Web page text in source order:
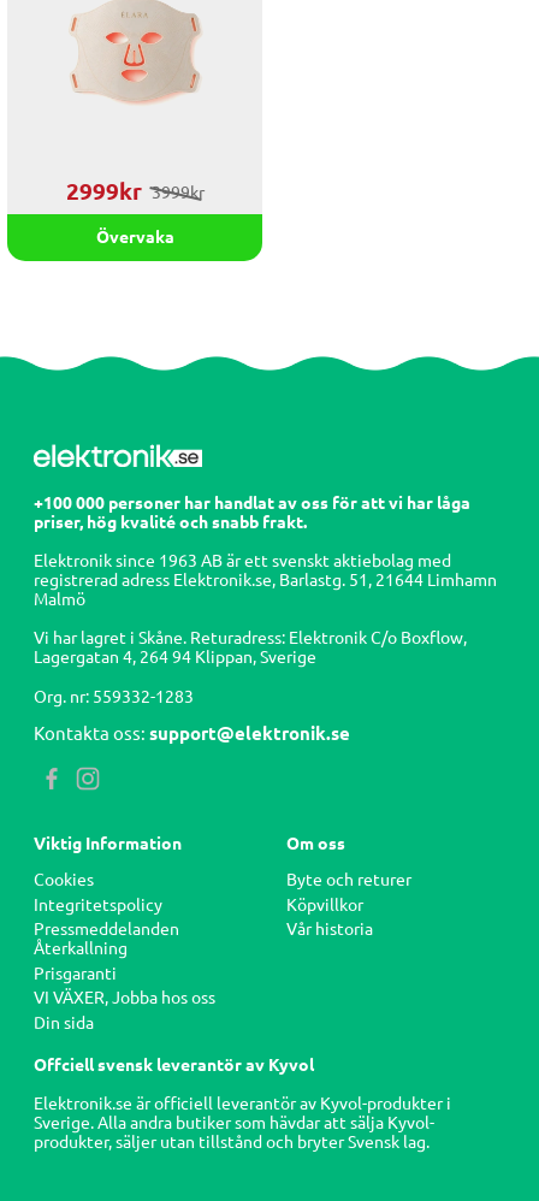
2999kr 3999kr
Övervaka
+100 000 personer har handlat av oss för att vi har låga
priser, hög kvalité och snabb frakt.
Elektronik since 1963 AB är ett svenskt aktiebolag med
registrerad adress Elektronik.se, Barlastg. 51, 21644 Limhamn
Malmö
Vi har lagret i Skåne. Returadress: Elektronik C/o Boxflow,
Lagergatan 4, 264 94 Klippan, Sverige
Org. nr: 559332-1283
Kontakta oss: support@elektronik.se
Viktig Information
Cookies
Integritetspolicy
Pressmeddelanden
Återkallning
Prisgaranti
VI VÄXER, Jobba hos oss
Din sida
Om oss
Byte och returer
Köpvillkor
Vår historia
Offciell svensk leverantör av Kyvol
Elektronik.se är officiell leverantör av Kyvol-produkter i
Sverige. Alla andra butiker som hävdar att sälja Kyvol-
produkter, säljer utan tillstånd och bryter Svensk lag.